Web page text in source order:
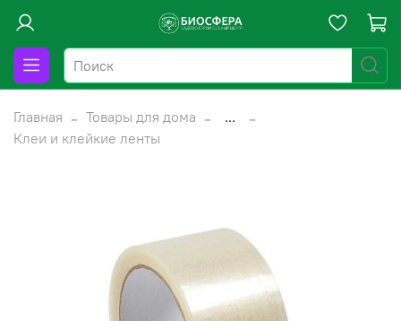
Главная Товары для дома
...
Клеи и клейкие ленты